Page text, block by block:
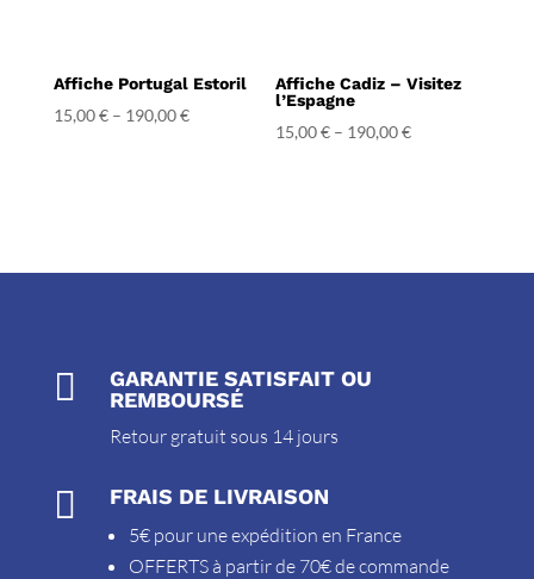
Affiche Portugal Estoril
15,00€– 190,00€
Affiche Cadiz – Visitez
l’Espagne
15,00€ – 190,00€

GARANTIE SATISFAIT OU
REMBOURSÉ
Retour gratuit sous 14 jours
 FRAIS DE LIVRAISON
5€ pour une expédition en France
OFFERTS à partir de 70€ de commande